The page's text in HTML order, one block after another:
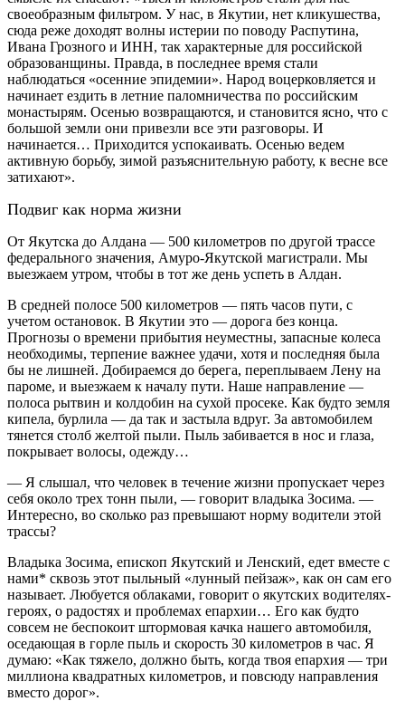
своеобразным фильтром. У нас, в Якутии, нет кликушества,
сюда реже доходят волны истерии по поводу Распутина,
Ивана Грозного и ИНН, так характерные для российской
образованщины. Правда, в последнее время стали
наблюдаться «осенние эпидемии». Народ воцерковляется и
начинает ездить в летние паломничества по российским
монастырям. Осенью возвращаются, и становится ясно, что с
большой земли они привезли все эти разговоры. И
начинается… Приходится успокаивать. Осенью ведем
активную борьбу, зимой разъяснительную работу, к весне все
затихают».
Подвиг как норма жизни
От Якутска до Алдана — 500 километров по другой трассе
федерального значения, Амуро-Якутской магистрали. Мы
выезжаем утром, чтобы в тот же день успеть в Алдан.
В средней полосе 500 километров — пять часов пути, с
учетом остановок. В Якутии это — дорога без конца.
Прогнозы о времени прибытия неуместны, запасные колеса
необходимы, терпение важнее удачи, хотя и последняя была
бы не лишней. Добираемся до берега, переплываем Лену на
пароме, и выезжаем к началу пути. Наше направление —
полоса рытвин и колдобин на сухой просеке. Как будто земля
кипела, бурлила — да так и застыла вдруг. За автомобилем
тянется столб желтой пыли. Пыль забивается в нос и глаза,
покрывает волосы, одежду…
— Я слышал, что человек в течение жизни пропускает через
себя около трех тонн пыли, — говорит владыка Зосима. —
Интересно, во сколько раз превышают норму водители этой
трассы?
Владыка Зосима, епископ Якутский и Ленский, едет вместе с
нами* сквозь этот пыльный «лунный пейзаж», как он сам его
называет. Любуется облаками, говорит о якутских водителях-
героях, о радостях и проблемах епархии… Его как будто
совсем не беспокоит штормовая качка нашего автомобиля,
оседающая в горле пыль и скорость 30 километров в час. Я
думаю: «Как тяжело, должно быть, когда твоя епархия — три
миллиона квадратных километров, и повсюду направления
вместо дорог».